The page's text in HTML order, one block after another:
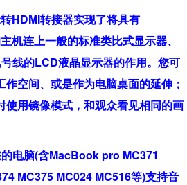
HDMI转接器实现了将具有
连上一般的标准类比式显示器、
线的LCD液晶显示器的作用。您可
空间、或是作为电脑桌面的延伸；
使用镜像模式，和观众看见相同的画
电脑(含MacBook pro MC371
MC375 MC024 MC516等)支持音